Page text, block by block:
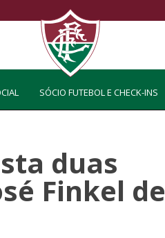
SÓCIO FUTEBOL E CHECK-INS
duas
Finkel de